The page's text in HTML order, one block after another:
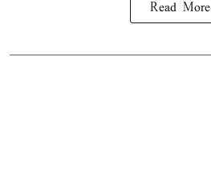
Read More